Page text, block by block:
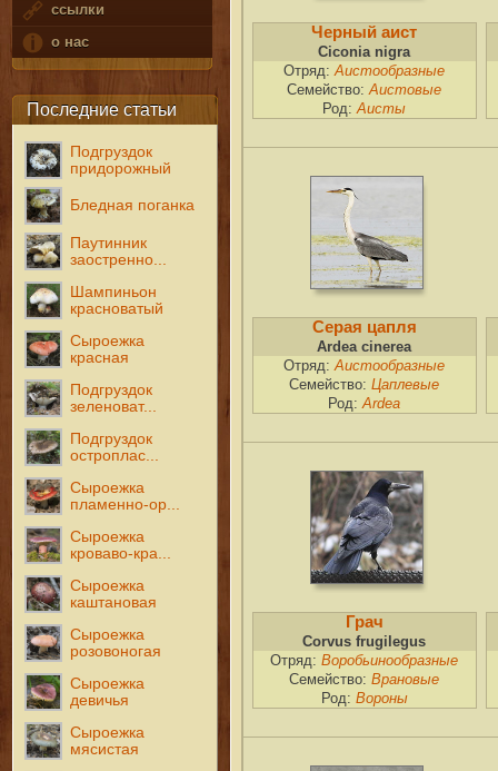
ссылки
о нас
Последние статьи
Подгруздок
придорожный
Бледная поганка
Паутинник
заостренно...
Шампиньон
красноватый
Сыроежка
красная
Подгруздок
зеленоват...
Подгруздок
остроплас...
Сыроежка
пламенно-ор...
Сыроежка
кроваво-кра...
Сыроежка
каштановая
Сыроежка
розовоногая
Сыроежка
девичья
Сыроежка
мясистая
Черный аист
Ciconia nigra
Отряд:Аистообразные
Семейство:Аистовые
Род:Аисты
Серая цапля
Ardea cinerea
Отряд:Аистообразные
Семейство:Цаплевые
Род:Ardea
Грач
Corvus frugilegus
Отряд:Воробьинообразные
Семейство:Врановые
Род: Вороны